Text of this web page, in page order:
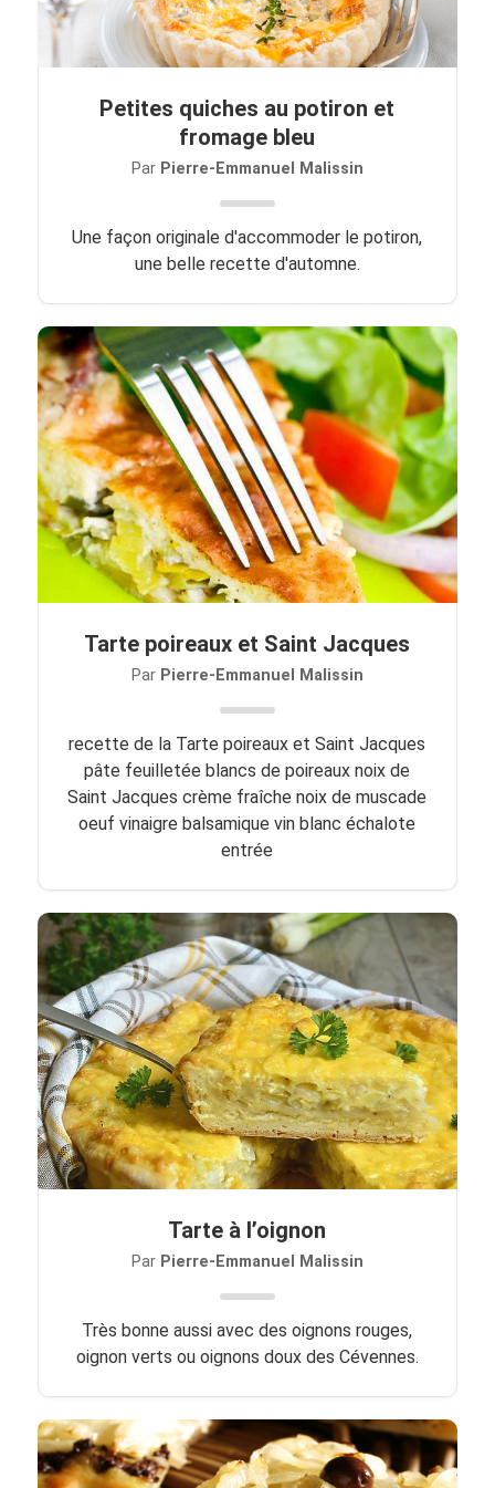
Petites quiches au potiron et
fromage bleu
Par Pierre-Emmanuel Malissin
Une façon originale d'accommoder le potiron,
une belle recette d'automne.
Tarte poireaux et Saint Jacques
Par Pierre-Emmanuel Malissin
recette de la Tarte poireaux et Saint Jacques
pâte feuilletée blancs de poireaux noix de
Saint Jacques crème fraîche noix de muscade
oeuf vinaigre balsamique vin blanc échalote
entrée
Tarte à l’oignon
Par Pierre-Emmanuel Malissin
Très bonne aussi avec des oignons rouges,
oignon verts ou oignons doux des Cévennes.